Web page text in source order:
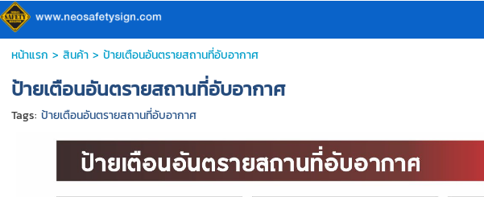
หน้าแรก > สินค้า> ป้ายเตือนอันตรายสถานที่อับอากาศ
ป้ายเตือนอันตรายสถานที่อับอากาศ
Tags: ป้ายเตือนอันตรายสถานที่อับอากาศ